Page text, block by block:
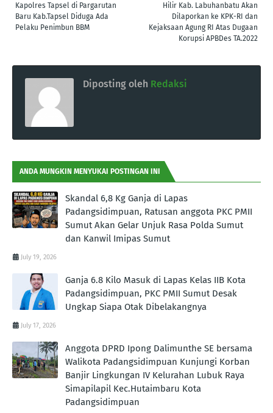
Hilir Kab. Labuhanbatu Akan
Dilaporkan ke KPK-RI dan
Kejaksaan Agung RI Atas Dugaan
Korupsi APBDes TA.2022
Kapolres Tapsel di Pargarutan
Baru Kab.Tapsel Diduga Ada
Pelaku Penimbun BBM
Diposting oleh Redaksi
ANDA MUNGKIN MENYUKAI POSTINGAN INI
Skandal 6,8 Kg Ganja di Lapas
Padangsidimpuan, Ratusan anggota PKC PMII
Sumut Akan Gelar Unjuk Rasa Polda Sumut
dan Kanwil Imipas Sumut
July 19, 2026
Ganja 6.8 Kilo Masuk di Lapas Kelas IIB Kota
Padangsidimpuan, PKC PMII Sumut Desak
Ungkap Siapa Otak Dibelakangnya
July 17, 2026
Anggota DPRD Ipong Dalimunthe SE bersama
Walikota Padangsidimpuan Kunjungi Korban
Banjir Lingkungan IV Kelurahan Lubuk Raya
Simapilapil Kec.Hutaimbaru Kota
Padangsidimpuan